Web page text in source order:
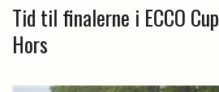
Tid til finalerne i ECCO
Hors